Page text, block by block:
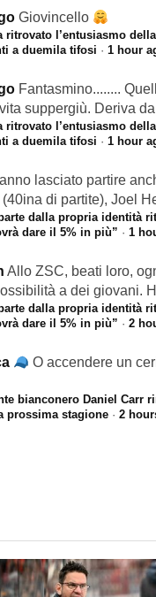
Giovincello
ritrovato l’entusiasmo
a duemila tifosi · 1 hour
Fantasmino........
suppergiù. Deriva
ritrovato l’entusiasmo
a duemila tifosi · 1 hour
lasciato partire
di partite), Joel
dalla propria identità
dare il 5% in più” · 1
Allo ZSC, beati loro,
a dei giovani.
dalla propria identità
dare il 5% in più” · 2
O accendere un
bianconero Daniel Carr
prossima stagione · 2